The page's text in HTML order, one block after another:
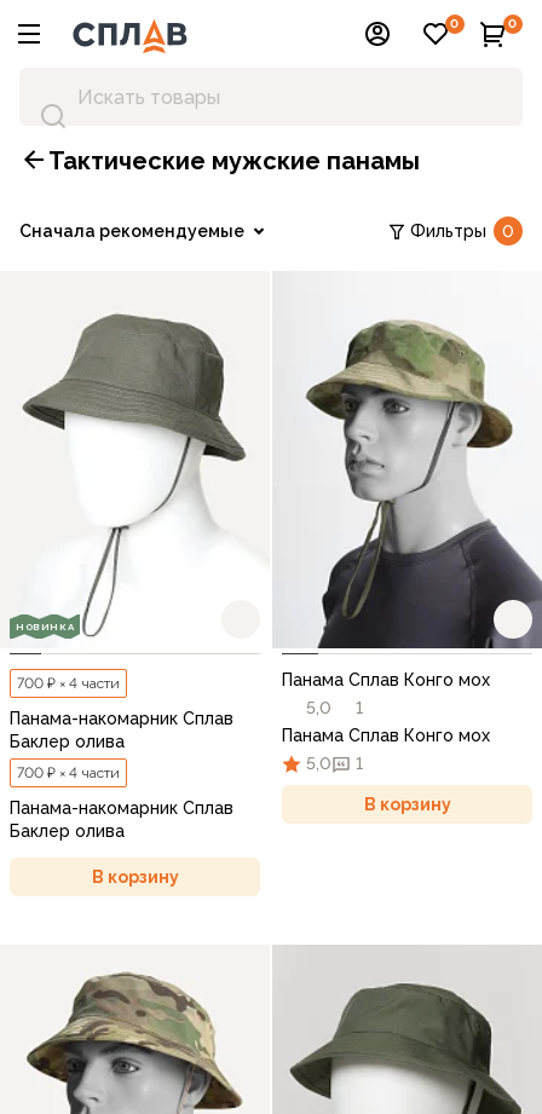
0 0
Тактические мужские панамы
Сначала рекомендуемые Фильтры 0
НОВИНКА
700 ₽ × 4 части
Панама-накомарник Сплав
Баклер олива
700 ₽ × 4 части
Панама-накомарник Сплав
Баклер олива
В корзину
Панама Сплав Конго мох
5,0
1
Панама Сплав Конго мох
5,0
1
В корзину